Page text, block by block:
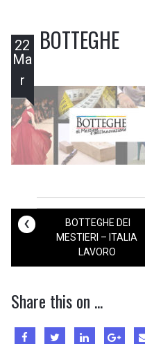
22
Ma
r
BOTTEGHE
‹
BOTTEGHE DEI
MESTIERI – ITALIA
LAVORO
Share this on ...